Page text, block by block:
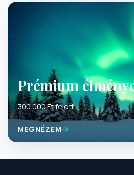
Prémium
300.000 Ft felett
MEGNÉZEM